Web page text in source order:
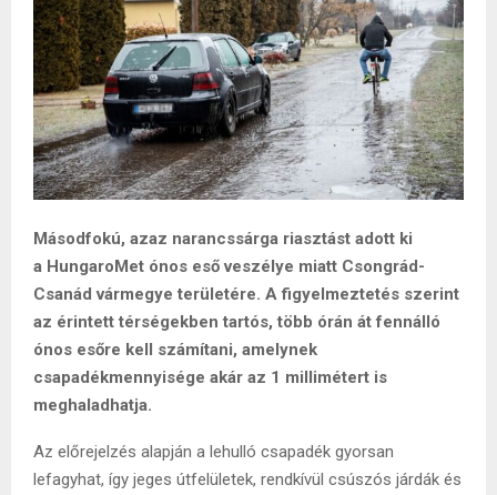
Másodfokú, azaz narancssárga riasztást adott ki
a HungaroMet ónos eső veszélye miatt Csongrád-
Csanád vármegye területére. A figyelmeztetés szerint
az érintett térségekben tartós, több órán át fennálló
ónos esőre kell számítani, amelynek
csapadékmennyisége akár az 1 millimétert is
meghaladhatja.
Az előrejelzés alapján a lehulló csapadék gyorsan
lefagyhat, így jeges útfelületek, rendkívül csúszós járdák és